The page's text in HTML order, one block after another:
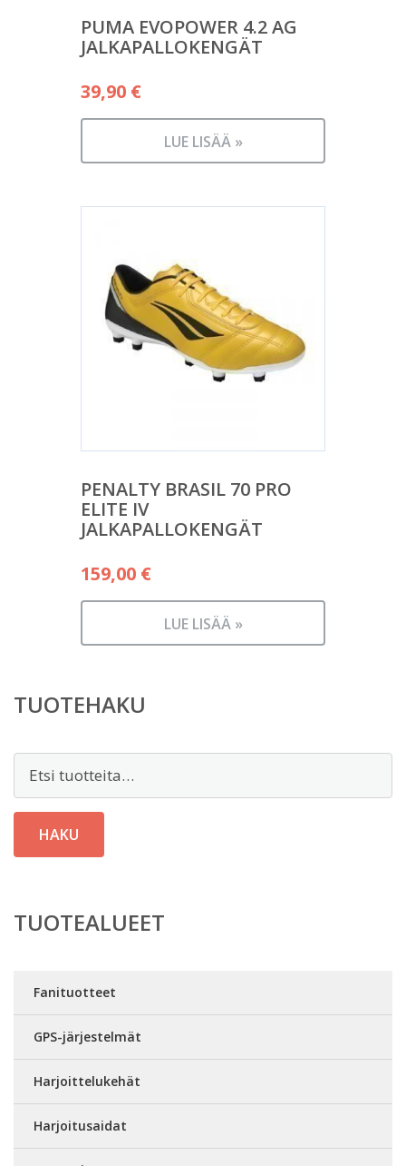
PUMA EVOPOWER 4.2 AG
JALKAPALLOKENGÄT
39,90 €
LUE LISÄÄ »
PENALTY BRASIL 70 PRO
ELITE IV
JALKAPALLOKENGÄT
159,00 €
LUE LISÄÄ »
TUOTEHAKU
Etsi:
HAKU
TUOTEALUEET
Fanituotteet
GPS-järjestelmät
Harjoittelukehät
Harjoitusaidat